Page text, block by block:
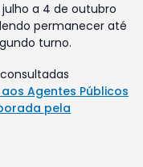
a 4 de outubro
permanecer até
turno.
Agentes Públicos
pela